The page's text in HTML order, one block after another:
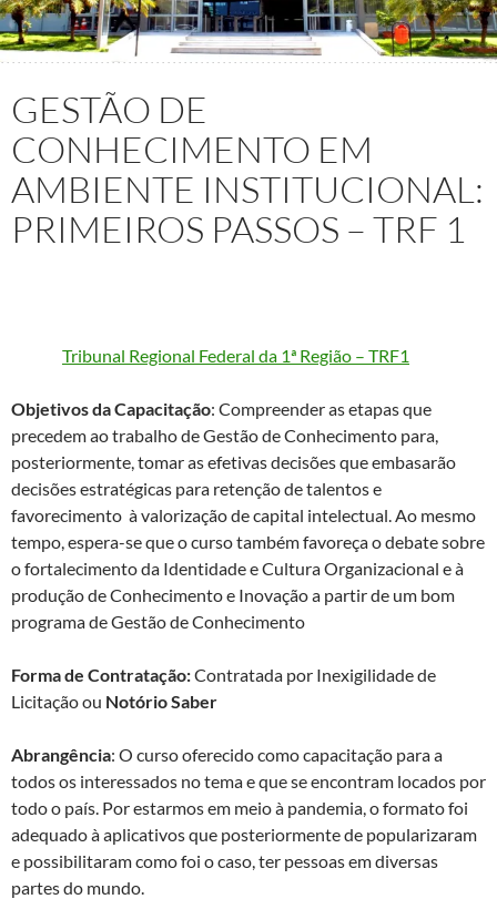
GESTÃO DE
CONHECIMENTO EM
AMBIENTE INSTITUCIONAL:
PRIMEIROS PASSOS – TRF 1
Tribunal Regional Federal da 1ª Região – TRF1
Objetivos da Capacitação: Compreender as etapas que
precedem ao trabalho de Gestão de Conhecimento para,
posteriormente, tomar as efetivas decisões que embasarão
decisões estratégicas para retenção de talentos e
favorecimento à valorização de capital intelectual. Ao mesmo
tempo, espera-se que o curso também favoreça o debate sobre
o fortalecimento da Identidade e Cultura Organizacional e à
produção de Conhecimento e Inovação a partir de um bom
programa de Gestão de Conhecimento
Forma de Contratação:Contratada por Inexigilidade de
Licitação ou Notório Saber
Abrangência: O curso oferecido como capacitação para a
todos os interessados no tema e que se encontram locados por
todo o país. Por estarmos em meio à pandemia, o formato foi
adequado à aplicativos que posteriormente de popularizaram
e possibilitaram como foi o caso, ter pessoas em diversas
partes do mundo.